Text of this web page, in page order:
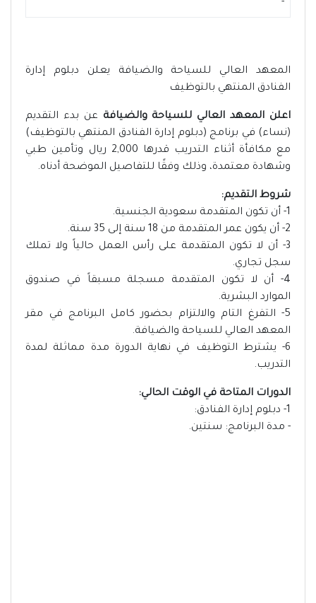
-
المعهد العالي للسياحة والضيافة يعلن دبلوم إدارة
الفنادق المنتهي بالتوظيف
اعلن المعهد العالي للسياحة والضيافة عن بدء التقديم
(نساء) في برنامج (دبلوم إدارة الفنادق المنتهي بالتوظيف)
مع مكافأة أثناء التدريب قدرها 2,000 ريال وتأمين طبي
وشهادة معتمدة، وذلك وفقًا للتفاصيل الموضحة أدناه.
شروط التقديم:
1- أن تكون المتقدمة سعودية الجنسية.
2- أن يكون عمر المتقدمة من 18 سنة إلى 35 سنة.
3- أن لا تكون المتقدمة على رأس العمل حالياً ولا تملك
سجل تجاري.
4- أن لا تكون المتقدمة مسجلة مسبقاً في صندوق
الموارد البشرية.
5- التفرغ التام والالتزام بحضور كامل البرنامج في مقر
المعهد العالي للسياحة والضيافة.
6- يشترط التوظيف في نهاية الدورة مدة مماثلة لمدة
التدريب.
الدورات المتاحة في الوقت الحالي:
1- دبلوم إدارة الفنادق:
- مدة البرنامج: سنتين.